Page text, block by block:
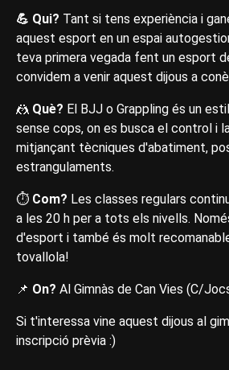
💪 Qui? Tant si tens experiència i
aquest esport en un espai
teva primera vegada fent un esport
convidem a venir aquest dijous a
🤼 ‍ Què? El BJJ o Grappling és un
sense cops, on es busca el control i
mitjançant tècniques d'abatiment,
estrangulaments.
⏱️ Com? Les classes regulars
a les 20 h per a tots els nivells.
d'esport i també és molt
tovallola!
📌 On? Al Gimnàs de Can Vies (C/
Si t'interessa vine aquest dijous al
inscripció prèvia :)